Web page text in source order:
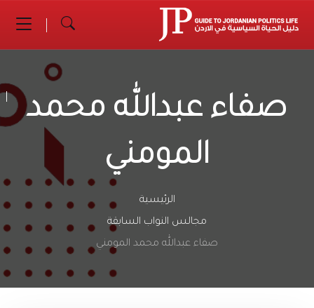
صفاء عبدالله محمد
المومني
الرئيسية
مجالس النواب السابقة
صفاء عبدالله محمد المومني